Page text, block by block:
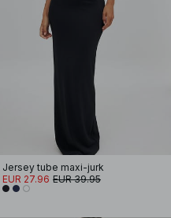
Jersey tube maxi-jurk
EUR 27.96 EUR 39.95